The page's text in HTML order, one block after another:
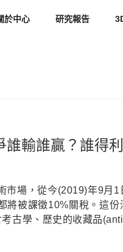
於中心 研究報告
輸誰贏？誰得
市場，從今(2019)年9月1
將被課徵10%關稅。這份
古學、歷史的收藏品